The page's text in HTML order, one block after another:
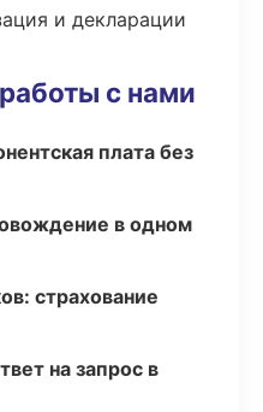
и декларации
с нами
плата без
в одном
страхование
на запрос в